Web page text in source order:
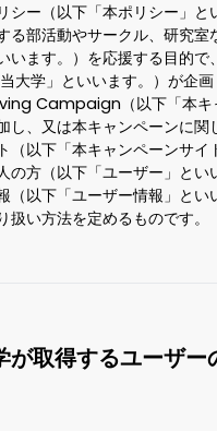
シー（以下「本ポリシー」と
る部活動やサークル、研究室
います。）を応援する目的で
大学」といいます。）が企
Campaign（以下「本キ
し、又は本キャンペーンに関
（以下「本キャンペーンサイ
の方（以下「ユーザー」とい
（以下「ユーザー情報」とい
い方法を定めるものです。
が取得するユーザー